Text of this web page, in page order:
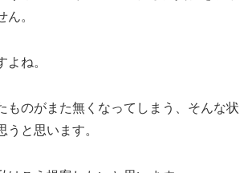
ん。
よね。
ものがまた無くなってしまう、そんな状
うと思います。